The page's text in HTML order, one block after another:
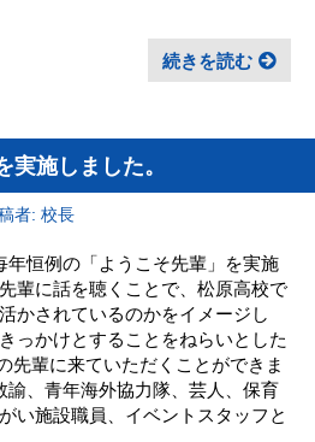
続きを読む
実施しました。
者: 校長
恒例の「ようこそ先輩」を実施
輩に話を聴くことで、松原高校で
かされているのかをイメージし
っかけとすることをねらいとした
輩に来ていただくことができま
諭、青年海外協力隊、芸人、保育
い施設職員、イベントスタッフと